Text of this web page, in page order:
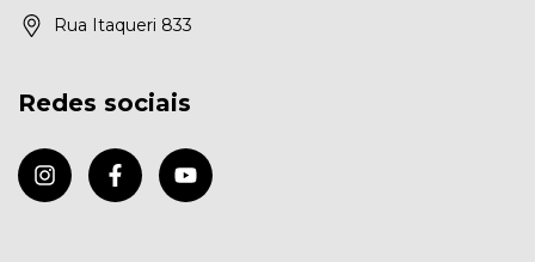
Rua Itaqueri 833
Redes sociais